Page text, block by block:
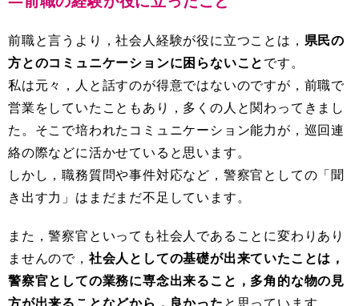
前職と言うより，社会人経験が役に立つことは， 県民の
方とのコミュニケーションに困らないことです。
私は元々，人と話すのが得意ではないのですが，前職で
営業をしていたこともあり，多くの人と関わってきまし
た。そこで培われたコミュニケーション能力が，巡回連
絡の際などに活かせていると思います。
しかし，職務質問や事件対応など，警察官としての「聞
き出す力」はまだまだ不足しています。
また，警察官といっても社会人であることに変わりあり
ませんので， 社会人としての基礎が出来ていたことは，
警察官としての業務に専念出来ること，多角的な物の見